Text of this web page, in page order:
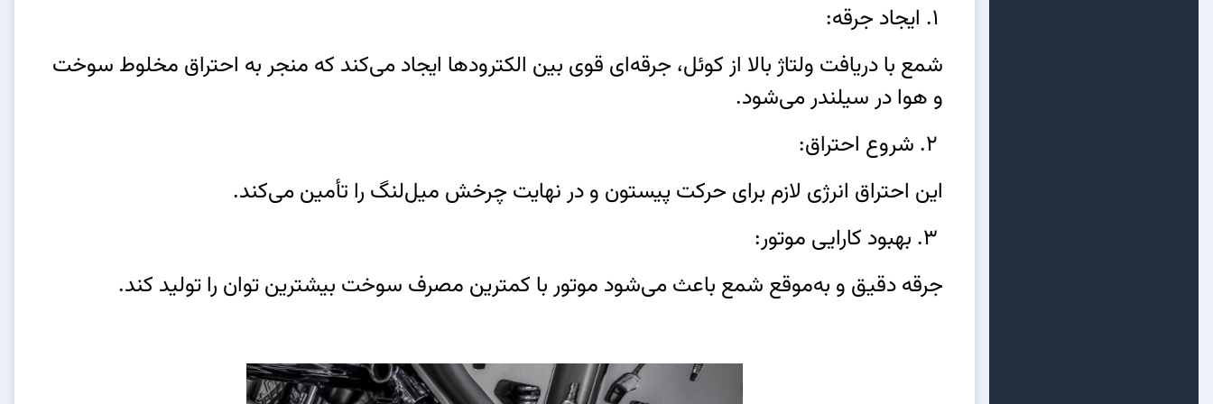
1. ایجاد جرقه:
شمع با دریافت ولتاژ بالا از کوئل، جرقه‌ای قوی بین الکترودها ایجاد می‌کند که منجر به احتراق مخلوط سوخت
و هوا در سیلندر می‌شود.
این احتراق انرژی لازم برای حرکت پیستون و در نهایت چرخش میل‌لنگ را تأمین می‌کند.
جرقه دقیق و به‌موقع شمع باعث می‌شود موتور با کمترین مصرف سوخت بیشترین توان را تولید کند.